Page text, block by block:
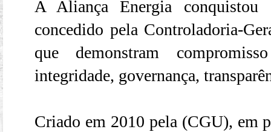
A Aliança Energia
concedido pela Controladoria-
que demonstram
integridade, governança,
Criado em 2010 pela (CGU), em